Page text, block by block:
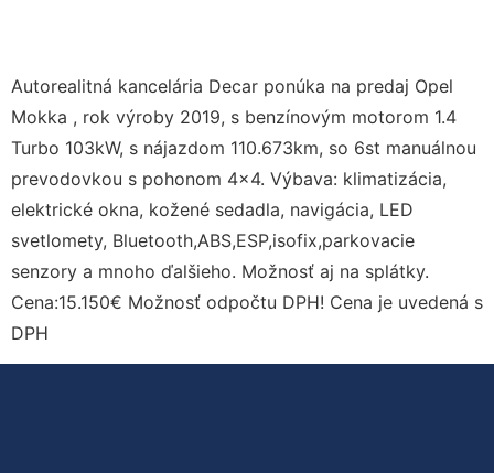
Autorealitná kancelária Decar ponúka na predaj Opel
Mokka , rok výroby 2019, s benzínovým motorom 1.4
Turbo 103kW, s nájazdom 110.673km, so 6st manuálnou
prevodovkou s pohonom 4×4. Výbava: klimatizácia,
elektrické okna, kožené sedadla, navigácia, LED
svetlomety, Bluetooth,ABS,ESP,isofix,parkovacie
senzory a mnoho ďalšieho. Možnosť aj na splátky.
Cena:15.150€ Možnosť odpočtu DPH! Cena je uvedená s
DPH